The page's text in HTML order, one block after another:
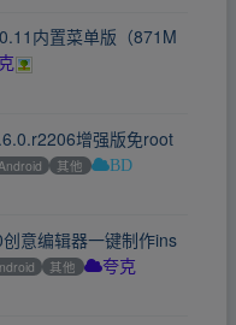
内置菜单版（871M
增强版免root
Android 其他 BD
意编辑器一键制作ins
其他 夸克